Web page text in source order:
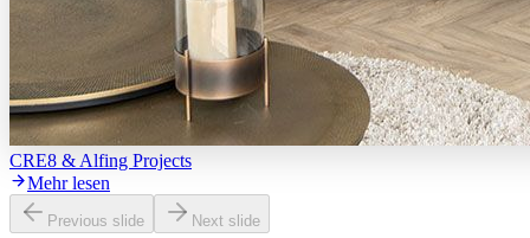
CRE8 & Alfing Projects
Mehr lesen
Previous slide Next slide